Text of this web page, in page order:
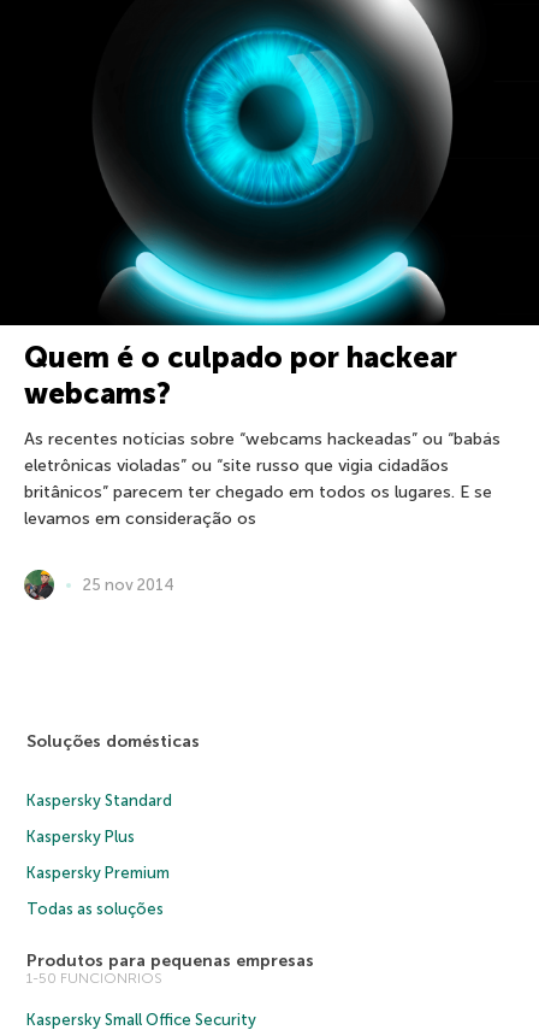
Quem é o culpado por hackear
webcams?
As recentes notícias sobre “webcams hackeadas” ou “babás
eletrônicas violadas” ou “site russo que vigia cidadãos
britânicos” parecem ter chegado em todos os lugares. E se
levamos em consideração os
25 nov 2014
Soluções domésticas
Kaspersky Standard
Kaspersky Plus
Kaspersky Premium
Todas as soluções
Produtos para pequenas empresas
1-50 FUNCIONRIOS
Kaspersky Small Office Security